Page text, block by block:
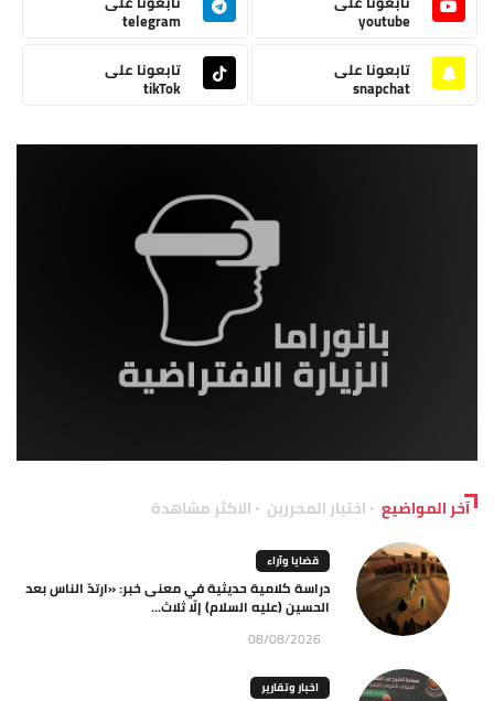
youtube
telegram
تابعونا على
snapchat
تابعونا على
tikTok
آخر المواضيع اختيار المحررين الاكثر مشاهدة
قضايا وآراء
دراسة كلامية حديثية في معنى خبر: «ارتدّ الناس بعد
الحسين (عليه السلام) إلّا ثلاث...
08/08/2026
اخبار وتقارير